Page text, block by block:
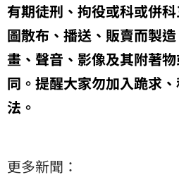
有期徒刑、拘役或科或併
圖散布、播送、販賣而製
畫、聲音、影像及其附著
同。提醒大家勿加入跪求
法。
更多新聞：